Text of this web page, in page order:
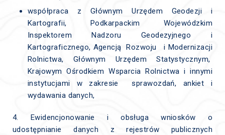
współpraca z Głównym Urzędem Geodezji i
Kartografii, Podkarpackim Wojewódzkim
Inspektorem Nadzoru Geodezyjnego i
Kartograficznego, Agencją Rozwoju i Modernizacji
Rolnictwa, Głównym Urzędem Statystycznym,
Krajowym Ośrodkiem Wsparcia Rolnictwa i innymi
instytucjami w zakresie sprawozdań, ankiet i
wydawania danych,
4. Ewidencjonowanie i obsługa wniosków o
udostępnianie danych z rejestrów publicznych